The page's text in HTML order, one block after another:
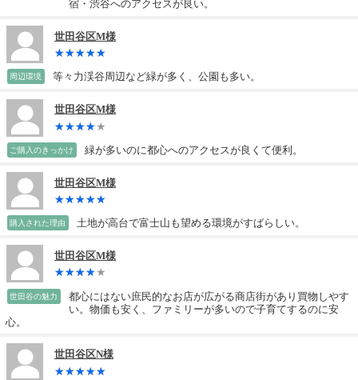
宿・渋谷へのアクセスが良い。
世田谷区M様
周辺環境 等々力渓谷周辺など緑が多く、公園も多い。
世田谷区M様
ご購入のきっかけ 緑が多いのに都心へのアクセスが良くて便利。
世田谷区M様
購入された理由 土地が高台で富士山も望める環境がすばらしい。
世田谷区M様
世田谷の魅力
都心にはない庶民的なお店が広がる商店街があり買物しやす
い。物価も安く、ファミリーが多いので子育てするのに安
心。
世田谷区N様